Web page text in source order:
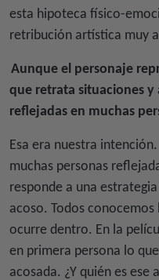
esta hipoteca físico-
retribución artística muy
Aunque el personaje
que retrata situaciones y
reflejadas en muchas
Esa era nuestra intención.
muchas personas
responde a una
acoso. Todos
ocurre dentro. En la
en primera persona lo
acosada. ¿Y quién es ese